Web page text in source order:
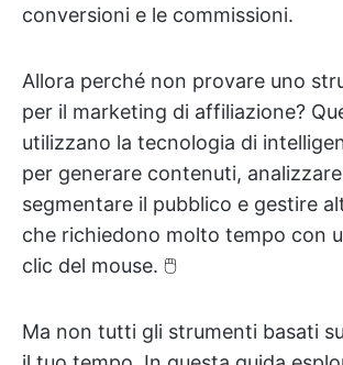
conversioni e le commissioni.
Allora perché non provare uno
per il marketing di affiliazione?
utilizzano la tecnologia di
per generare contenuti,
segmentare il pubblico e gestire
che richiedono molto tempo con
clic del mouse. 🖱️
Ma non tutti gli strumenti basati